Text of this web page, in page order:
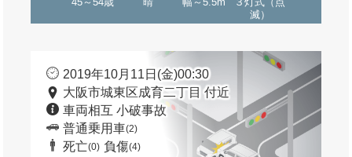
滅）
2019年10月11日(金)00:30
大阪市城東区成育二丁目 付近
車両相互 小破事故
普通乗用車(2)
死亡(0) 負傷(4)